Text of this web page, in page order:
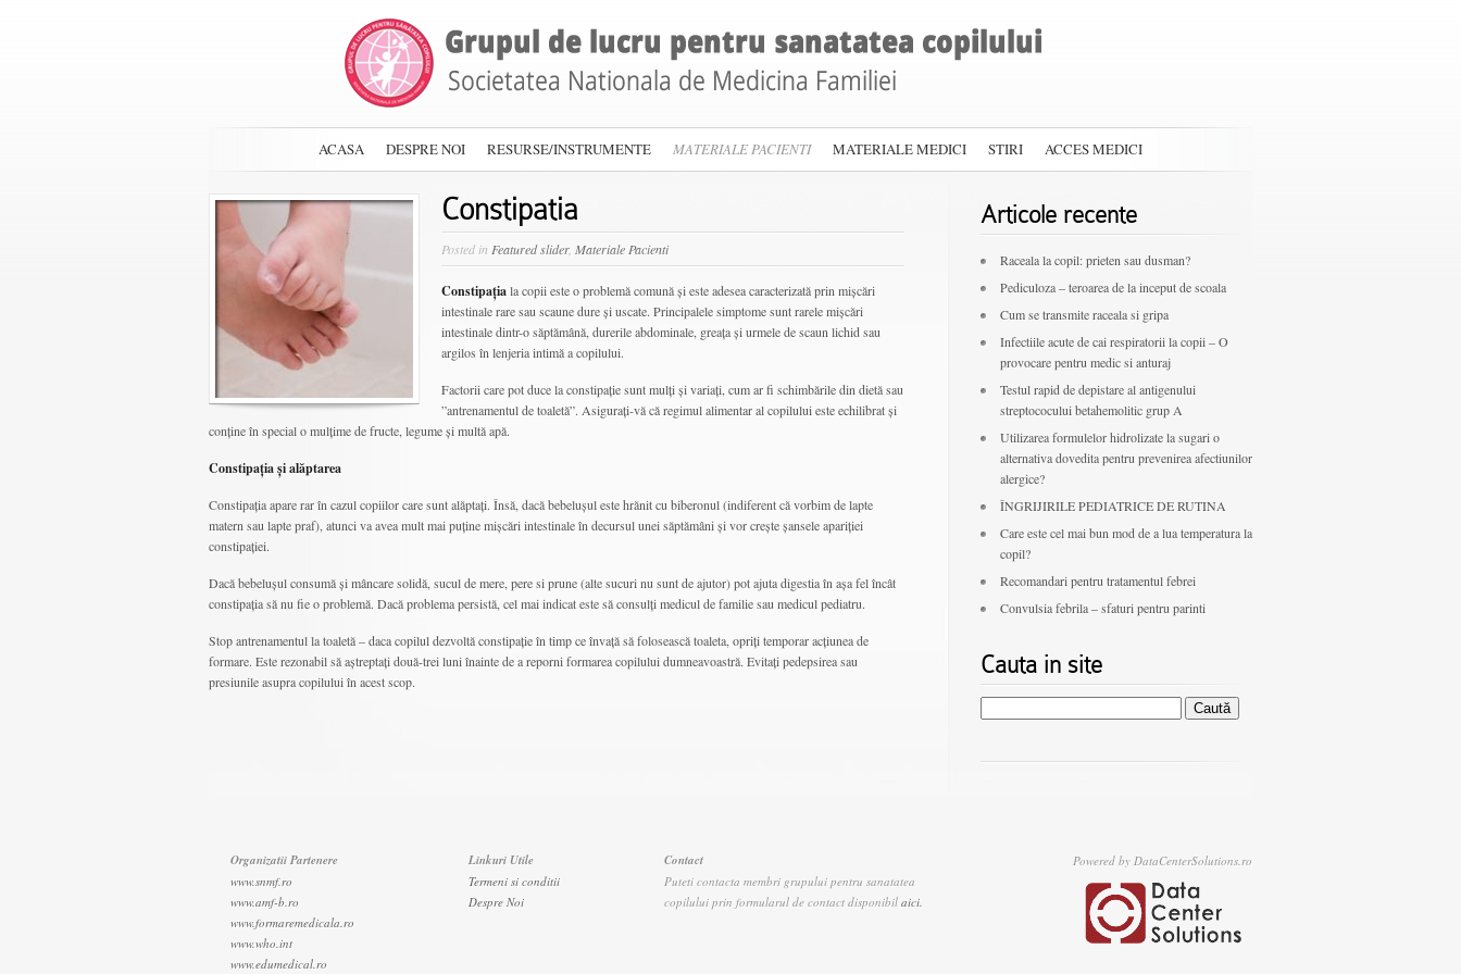
ACASA DESPRE NOI RESURSE/INSTRUMENTE MATERIALE PACIENTI MATERIALE MEDICI STIRI ACCES MEDICI
Constipatia
Posted in Featured slider, Materiale Pacienti
Constipațiala copii este o problemă comună și este adesea caracterizată prin mișcări
intestinale rare sau scaune dure și uscate. Principalele simptome sunt rarele mișcări
intestinale dintr-o săptămână, durerile abdominale, greața și urmele de scaun lichid sau
argilos în lenjeria intimă a copilului.
Factorii care pot duce la constipație sunt mulți și variați, cum ar fi schimbările din dietă sau
”antrenamentul de toaletă”. Asigurați-vă că regimul alimentar al copilului este echilibrat și
conține în special o mulțime de fructe, legume și multă apă.
Constipația și alăptarea
Constipația apare rar în cazul copiilor care sunt alăptați. Însă, dacă bebelușul este hrănit cu biberonul (indiferent că vorbim de lapte
matern sau lapte praf), atunci va avea mult mai puține mișcări intestinale în decursul unei săptămâni și vor crește șansele apariției
constipației.
Dacă bebelușul consumă și mâncare solidă, sucul de mere, pere si prune (alte sucuri nu sunt de ajutor) pot ajuta digestia în așa fel încât
constipația să nu fie o problemă. Dacă problema persistă, cel mai indicat este să consulți medicul de familie sau medicul pediatru.
Stop antrenamentul la toaletă – daca copilul dezvoltă constipație în timp ce învață să folosească toaleta, opriți temporar acțiunea de
formare. Este rezonabil să aștreptați două-trei luni înainte de a reporni formarea copilului dumneavoastră. Evitați pedepsirea sau
presiunile asupra copilului în acest scop.
Articole recente
Raceala la copil: prieten sau dusman?
Pediculoza – teroarea de la inceput de scoala
Cum se transmite raceala si gripa
Infectiile acute de cai respiratorii la copii – O
provocare pentru medic si anturaj
Testul rapid de depistare al antigenului
streptococului betahemolitic grup A
Utilizarea formulelor hidrolizate la sugari o
alternativa dovedita pentru prevenirea afectiunilor
alergice?
ÎNGRIJIRILE PEDIATRICE DE RUTINA
Care este cel mai bun mod de a lua temperatura la
copil?
Recomandari pentru tratamentul febrei
Convulsia febrila – sfaturi pentru parinti
Cauta in site
Organizatii Partenere
www.snmf.ro
www.amf-b.ro
www.formaremedicala.ro
www.who.int
www.edumedical.ro
Linkuri Utile
Termeni si conditii
Despre Noi
Contact
Puteti contacta membri grupului pentru sanatatea
copilului prin formularul de contact disponibil aici.
Powered by DataCenterSolutions.ro